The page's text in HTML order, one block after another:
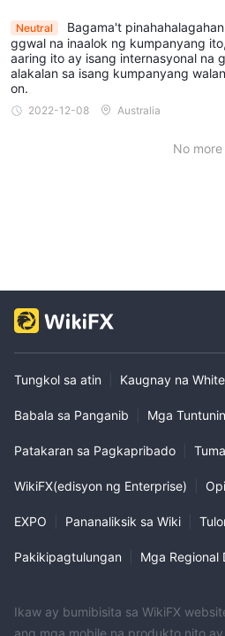
Neutral
Bagama't
ggwal na inaalok ng kumpanyang
aaring ito ay isang internasyonal na
alakalan sa isang kumpanyang
on.
2022-12-08 Australia
No more
Tungkol sa atin Kaugnay na
Babala sa Panganib Mga
Patakaran sa Pagkapribado
WikiFX(edisyon ng Enterprise)
EXPO Pananaliksik sa Wiki
Pakikipagtulungan Mga Regional
Ikaw ay bumibisita sa WikiFX
ang mga mobile na produkto nito